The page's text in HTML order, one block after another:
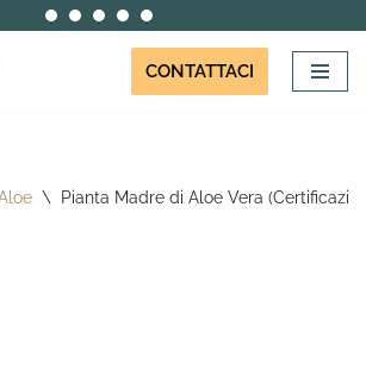
CONTATTACI
\ Pianta Madre di Aloe Vera